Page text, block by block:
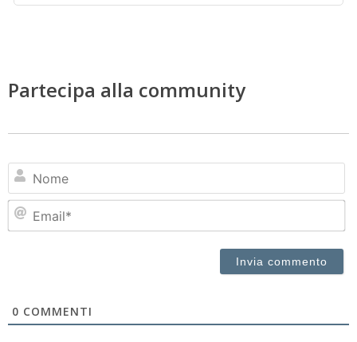
Partecipa alla community
0 COMMENTI